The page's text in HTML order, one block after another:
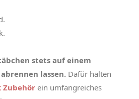
stets auf einem
lassen. Dafür halten
Zubehör ein umfangreiches